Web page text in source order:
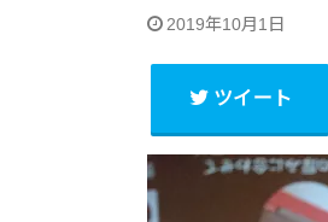
2019年10月1日
ツイート